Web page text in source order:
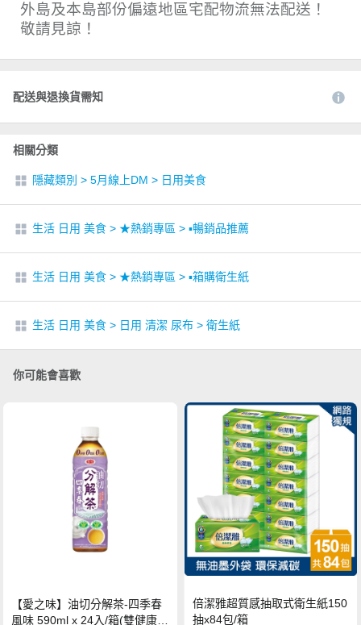
外島及本島部份偏遠地區宅配物流無法配送！
敬請見諒！
配送與退換貨需知
相關分類
隱藏類別 > 5月線上DM > 日用美食
生活 日用 美食 > ★熱銷專區 > ▪︎暢銷品推薦
生活 日用 美食 > ★熱銷專區 > ▪︎箱購衛生紙
生活 日用 美食 > 日用 清潔 尿布 > 衛生紙
你可能會喜歡
【愛之味】油切分解茶-四季春
風味 590ml x 24入/箱(雙健康認
倍潔雅超質感抽取式衛生紙150
抽x84包/箱